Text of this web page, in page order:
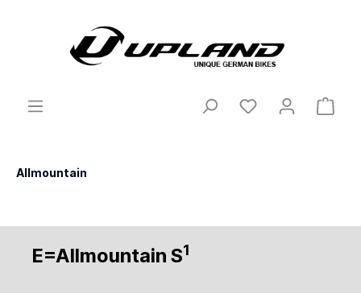
Allmountain
E=Allmountain S1